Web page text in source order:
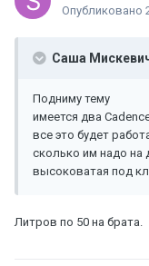
Опубликовано
Саша
Подниму тему
имеется два
все это будет
сколько им надо на
высоковатая под
Литров по 50 на брата.